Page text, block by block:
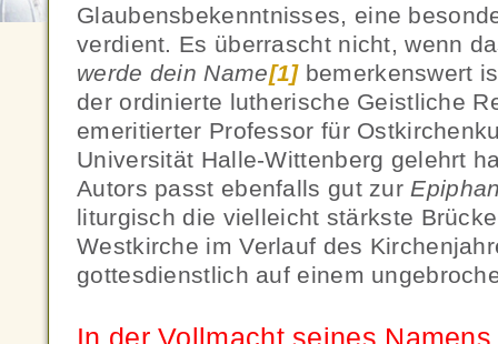
Glaubensbekenntnisses, eine
verdient. Es überrascht nicht, wenn
werde dein Name[1]bemerkenswert
der ordinierte lutherische Geistliche
emeritierter Professor für
Universität Halle-Wittenberg gelehrt
Autors passt ebenfalls gut zur
liturgisch die vielleicht stärkste
Westkirche im Verlauf des
gottesdienstlich auf einem
In der Vollmacht seines Namens